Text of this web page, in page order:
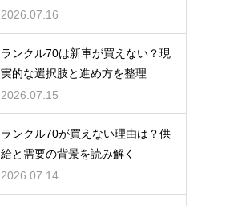
2026.07.16
ランクル70は新車が買えない？現
実的な選択肢と進め方を整理
2026.07.15
ランクル70が買えない理由は？供
給と需要の背景を読み解く
2026.07.14